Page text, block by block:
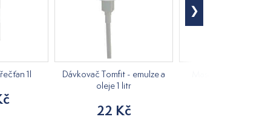
1l
Dávkovač Tomfit - emulze a
oleje 1 litr
22 Kč